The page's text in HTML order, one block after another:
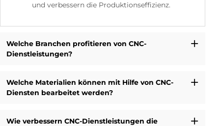
und verbessern die Produktionseffizienz.
Welche Branchen profitieren von CNC-
Dienstleistungen?
Welche Materialien können mit Hilfe von CNC-
Diensten bearbeitet werden?
Wie verbessern CNC-Dienstleistungen die